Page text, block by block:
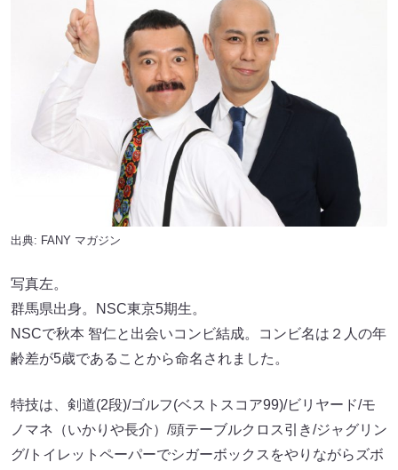
出典: FANY マガジン
写真左。
群馬県出身。NSC東京5期生。
NSCで秋本 智仁と出会いコンビ結成。コンビ名は２人の年
齢差が5歳であることから命名されました。
特技は、剣道(2段)/ゴルフ(ベストスコア99)/ビリヤード/モ
ノマネ（いかりや長介）/頭テーブルクロス引き/ジャグリン
グ/トイレットペーパーでシガーボックスをやりながらズボ